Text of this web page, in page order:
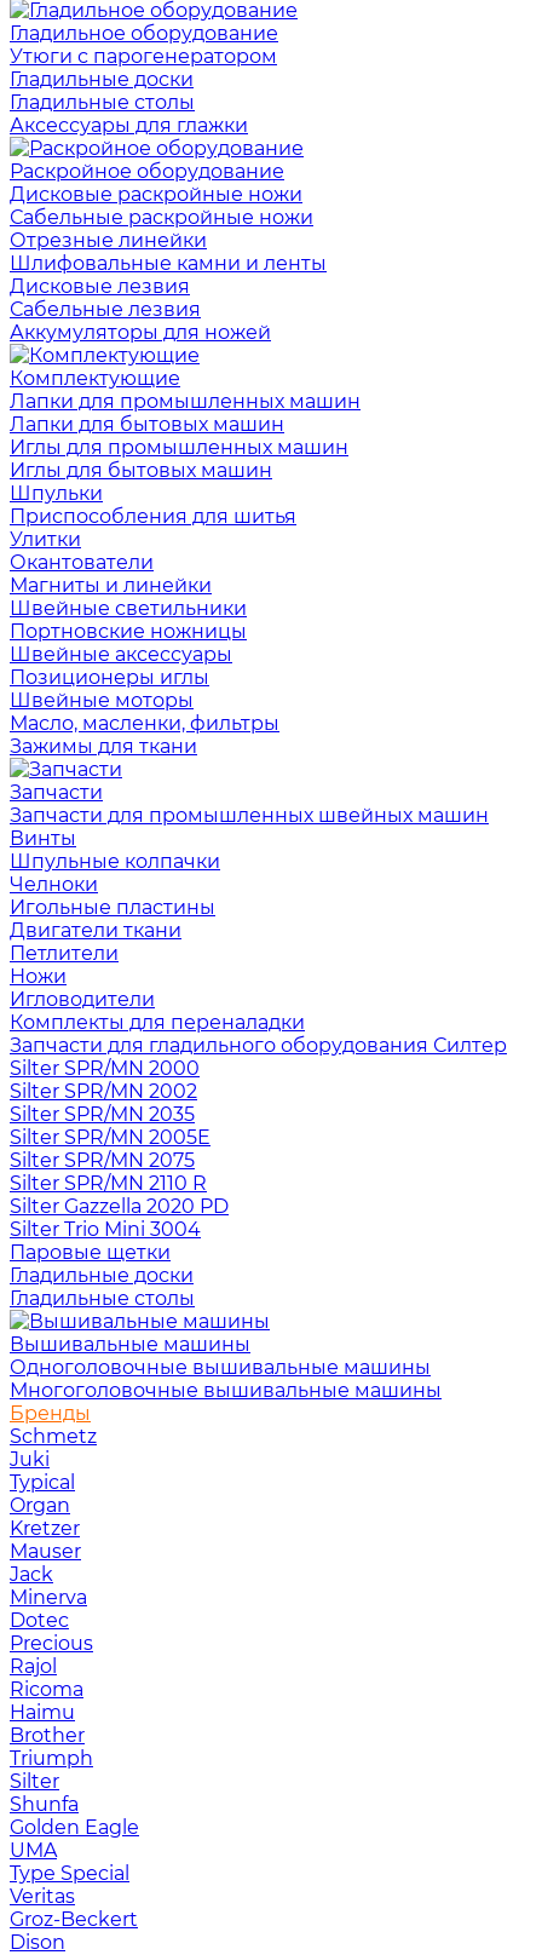
Гладильное оборудование
Утюги с парогенератором
Гладильные доски
Гладильные столы
Аксессуары для глажки
Раскройное оборудование
Дисковые раскройные ножи
Сабельные раскройные ножи
Отрезные линейки
Шлифовальные камни и ленты
Дисковые лезвия
Сабельные лезвия
Аккумуляторы для ножей
Комплектующие
Лапки для промышленных машин
Лапки для бытовых машин
Иглы для промышленных машин
Иглы для бытовых машин
Шпульки
Приспособления для шитья
Улитки
Окантователи
Магниты и линейки
Швейные светильники
Портновские ножницы
Швейные аксессуары
Позиционеры иглы
Швейные моторы
Масло, масленки, фильтры
Зажимы для ткани
Запчасти
Запчасти для промышленных швейных машин
Винты
Шпульные колпачки
Челноки
Игольные пластины
Двигатели ткани
Петлители
Ножи
Игловодители
Комплекты для переналадки
Запчасти для гладильного оборудования Силтер
Silter SPR/MN 2000
Silter SPR/MN 2002
Silter SPR/MN 2035
Silter SPR/MN 2005E
Silter SPR/MN 2075
Silter SPR/MN 2110 R
Silter Gazzella 2020 PD
Silter Trio Mini 3004
Паровые щетки
Гладильные доски
Гладильные столы
Вышивальные машины
Одноголовочные вышивальные машины
Многоголовочные вышивальные машины
Бренды
Schmetz
Juki
Typical
Organ
Kretzer
Mauser
Jack
Minerva
Dotec
Precious
Rajol
Ricoma
Haimu
Brother
Triumph
Silter
Shunfa
Golden Eagle
UMA
Type Special
Veritas
Groz-Beckert
Dison